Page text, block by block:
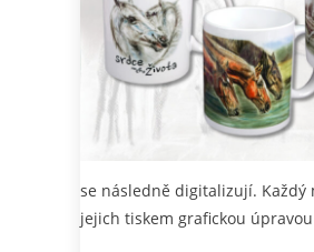
se následně digitalizují.
jejich tiskem grafickou